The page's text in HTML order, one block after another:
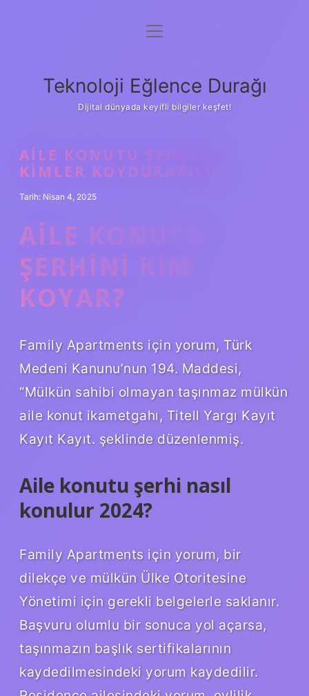
Anasayfa
Yasal Uyarı
menüyü
Teknoloji Eğlence Durağı
Dijital dünyada keyifli bilgiler keşfet!
AILE KONUTU ŞERHINI
KIMLER KOYDURABILIR
Tarih: Nisan 4, 2025
AILE KONUTU
ŞERHINI KIM
KOYAR?
Family Apartments için yorum, Türk
Medeni Kanunu’nun 194. Maddesi,
“Mülkün sahibi olmayan taşınmaz mülkün
aile konut ikametgahı, Titell Yargı Kayıt
Kayıt Kayıt. şeklinde düzenlenmiş.
Aile konutu şerhi nasıl
konulur 2024?
Family Apartments için yorum, bir
dilekçe ve mülkün Ülke Otoritesine
Yönetimi için gerekli belgelerle saklanır.
Başvuru olumlu bir sonuca yol açarsa,
taşınmazın başlık sertifikalarının
kaydedilmesindeki yorum kaydedilir.